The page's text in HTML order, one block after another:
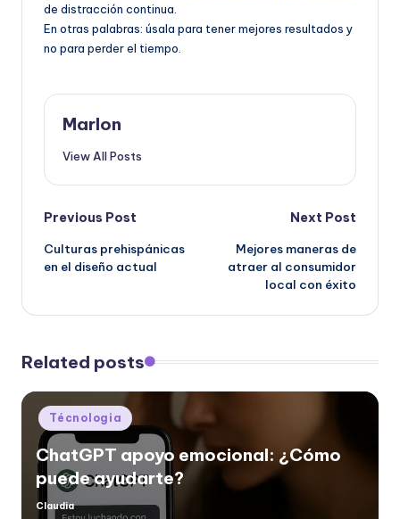
de distracción continua.
En otras palabras: úsala para tener mejores resultados y
no para perder el tiempo.
Marlon
View All Posts
Post
navigation
Previous Post
Culturas prehispánicas
en el diseño actual
Next Post
Mejores maneras de
atraer al consumidor
local con éxito
Related posts
Posted
in
Técnologia
ChatGPT apoyo emocional: ¿Cómo
puede ayudarte?
Posted
Claudia